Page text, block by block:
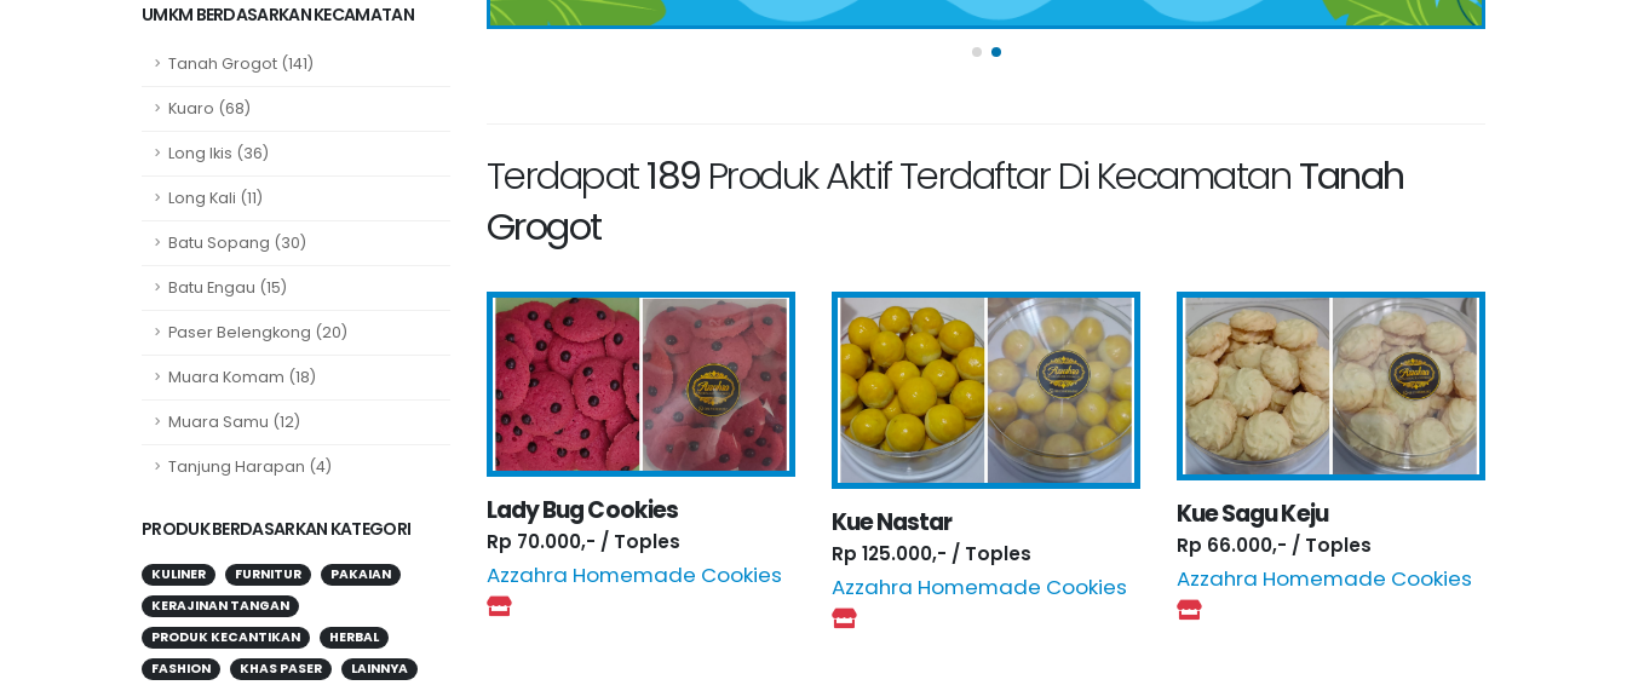
UMKM BERDASARKAN KECAMATAN
Tanah Grogot (141)
Kuaro (68)
Long Ikis (36)
Long Kali (11)
Batu Sopang (30)
Batu Engau (15)
Paser Belengkong (20)
Muara Komam (18)
Muara Samu (12)
Tanjung Harapan (4)
PRODUK BERDASARKAN KATEGORI
KULINER FURNITUR
PAKAIAN
KERAJINAN TANGAN
PRODUK KECANTIKAN
HERBAL
FASHION
KHAS PASER LAINNYA
Terdapat189 Produk Aktif Terdaftar Di KecamatanTanah
Grogot
Lady Bug Cookies
Rp 70.000,- / Toples
Azzahra Homemade Cookies
Kue Nastar
Rp 125.000,- / Toples
Azzahra Homemade Cookies
Kue Sagu Keju
Rp 66.000,- / Toples
Azzahra Homemade Cookies